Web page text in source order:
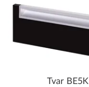
Tvar BE5K